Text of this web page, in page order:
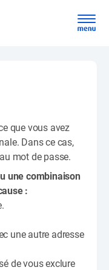
que vous avez
Dans ce cas,
mot de passe.
une combinaison
:
une autre adresse
de vous exclure